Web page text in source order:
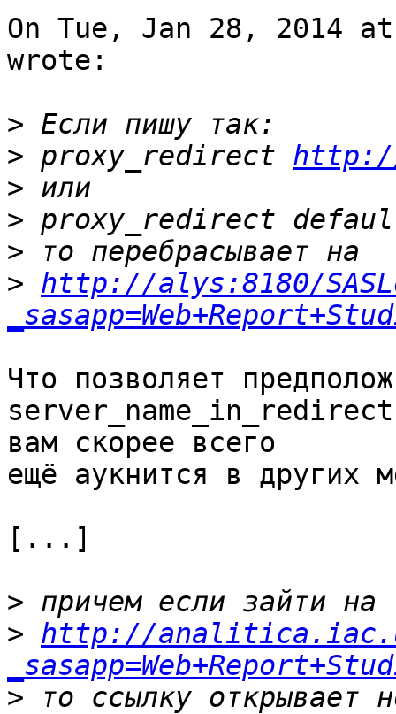
On Tue, Jan 28, 2014
wrote:
>
> proxy_redirect
>
>
>
> http://alys:8180/
Что позволяет
вам скорее всего
ещё аукнится в других
[...]
>
> http://
> то ссылку открывает